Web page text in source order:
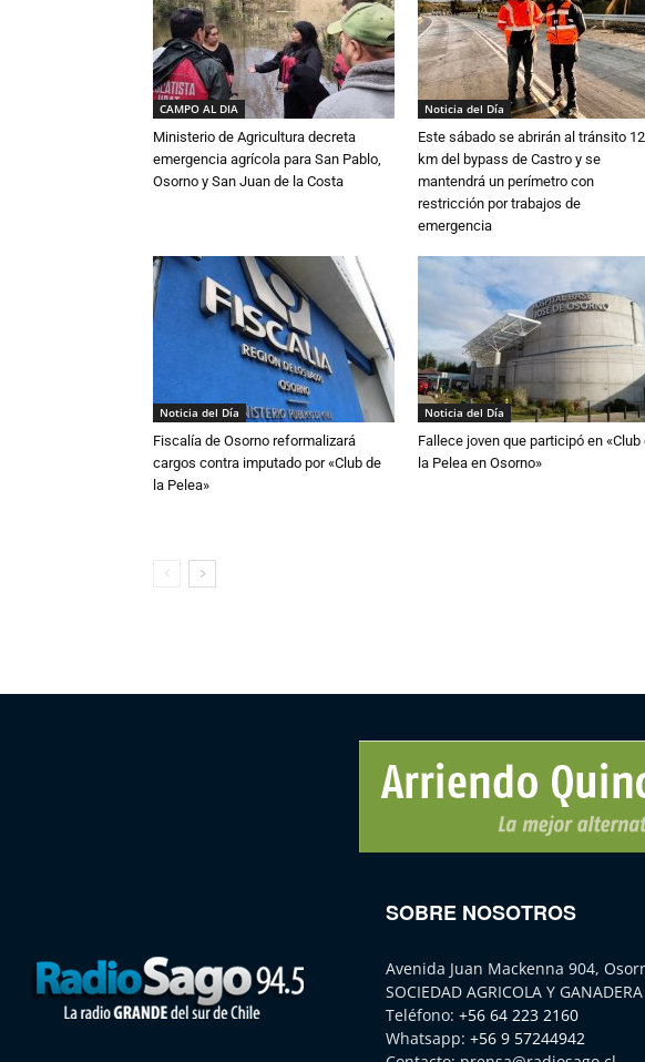
CAMPO AL DIA
Ministerio de Agricultura decreta
emergencia agrícola para San Pablo,
Osorno y San Juan de la Costa
Noticia del Día
Este sábado se abrirán al tránsito 12
km del bypass de Castro y se
mantendrá un perímetro con
restricción por trabajos de
emergencia
Noticia del Día
Fiscalía de Osorno reformalizará
cargos contra imputado por «Club de
la Pelea»
Noticia del Día
Fallece joven que participó en «Club
la Pelea en Osorno»
SOBRE NOSOTROS
Avenida Juan Mackenna 904,
SOCIEDAD AGRICOLA Y
Teléfono: +56 64 223 2160
Whatsapp: +56 9 57244942